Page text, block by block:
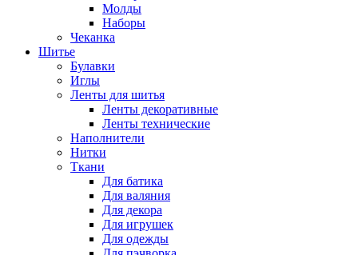
Молды
Наборы
Чеканка
Шитье
Булавки
Иглы
Ленты для шитья
Ленты декоративные
Ленты технические
Наполнители
Нитки
Ткани
Для батика
Для валяния
Для декора
Для игрушек
Для одежды